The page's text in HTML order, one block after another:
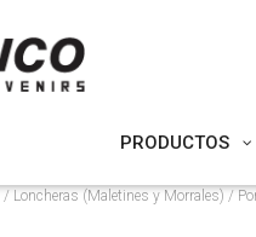
PRODUCTOS
/ Loncheras (Maletines y Morrales) /